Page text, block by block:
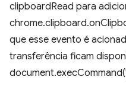
clipboardRead para
que esse evento é
transferência ficam